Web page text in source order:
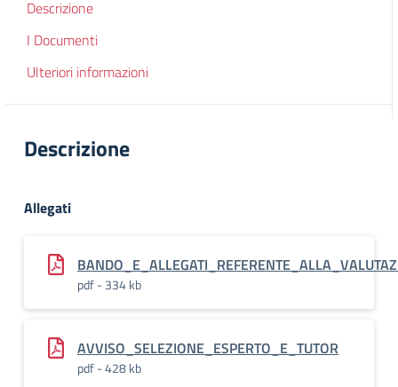
Descrizione
I Documenti
Ulteriori informazioni
Descrizione
Allegati
pdf - 334 kb
AVVISO_SELEZIONE_ESPERTO_E_TUTOR
pdf - 428 kb